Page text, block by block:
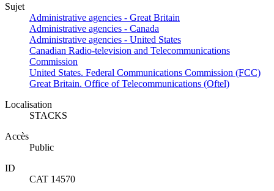
Sujet
Administrative agencies - Great Britain
Administrative agencies - Canada
Administrative agencies - United States
Canadian Radio-television and Telecommunications
Commission
United States. Federal Communications Commission (FCC)
Great Britain. Office of Telecommunications (Oftel)
Localisation
STACKS
Accès
Public
ID
CAT 14570